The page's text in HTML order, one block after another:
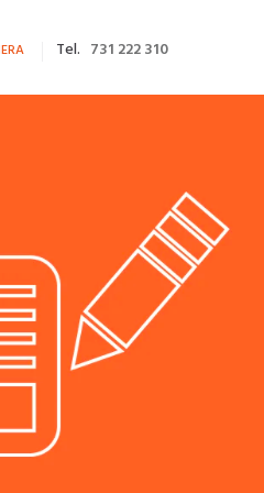
Tel. 731 222 310